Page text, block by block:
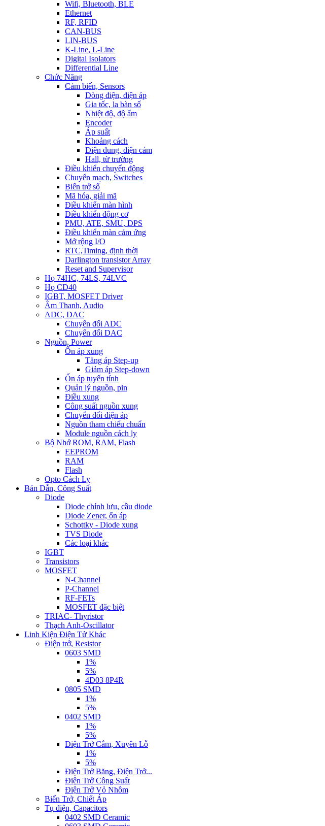
Wifi, Bluetooth, BLE
Ethernet
RF, RFID
CAN-BUS
LIN-BUS
K-Line, L-Line
Digital Isolators
Differential Line
Chức Năng
Cảm biến, Sensors
Dòng điện, điện áp
Gia tốc, la bàn số
Nhiệt độ, độ ẩm
Encoder
Áp suất
Khoảng cách
Điện dung, điện cảm
Hall, từ trường
Điều khiển chuyển động
Chuyển mạch, Switches
Biến trở số
Mã hóa, giải mã
Điều khiển màn hình
Điều khiển động cơ
PMU, ATE, SMU, DPS
Điều khiển màn cảm ứng
Mở rộng I/O
RTC,Timing, định thời
Darlington transistor Array
Reset and Supervisor
Họ 74HC, 74LS, 74LVC
Họ CD40
IGBT, MOSFET Driver
Âm Thanh, Audio
ADC, DAC
Chuyển đổi ADC
Chuyển đổi DAC
Nguồn, Power
Ổn áp xung
Tăng áp Step-up
Giảm áp Step-down
Ổn áp tuyến tính
Quản lý nguồn, pin
Điều xung
Công suất nguồn xung
Chuyển đổi điện áp
Nguồn tham chiếu chuẩn
Module nguồn cách ly
Bộ Nhớ ROM, RAM, Flash
EEPROM
RAM
Flash
Opto Cách Ly
Bán Dẫn, Công Suất
Diode
Diode chỉnh lưu, cầu diode
Diode Zener, ổn áp
Schottky - Diode xung
TVS Diode
Các loại khác
IGBT
Transistors
MOSFET
N-Channel
P-Channel
RF-FETs
MOSFET đặc biệt
TRIAC- Thyristor
Thạch Anh-Oscillator
Linh Kiện Điện Tử Khác
Điện trở, Resistor
0603 SMD
1%
5%
4D03 8P4R
0805 SMD
1%
5%
0402 SMD
1%
5%
Điện Trở Cắm, Xuyên Lỗ
1%
5%
Điện Trở Băng, Điện Trở...
Điện Trở Công Suất
Điện Trở Vỏ Nhôm
Biến Trở, Chiết Áp
Tụ điện, Capacitors
0402 SMD Ceramic